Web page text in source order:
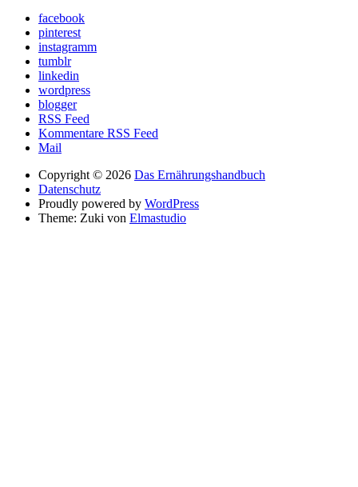
facebook
pinterest
instagramm
tumblr
linkedin
wordpress
blogger
RSS Feed
Kommentare RSS Feed
Mail
Copyright © 2026 Das Ernährungshandbuch
Datenschutz
Proudly powered by WordPress
Theme: Zuki von Elmastudio